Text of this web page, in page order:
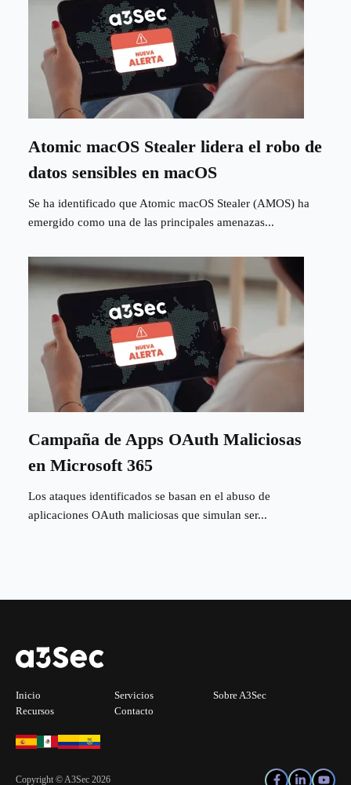
Atomic macOS Stealer lidera el robo de
datos sensibles en macOS
Se ha identificado que Atomic macOS Stealer (AMOS) ha
emergido como una de las principales amenazas...
Campaña de Apps OAuth Maliciosas
en Microsoft 365
Los ataques identificados se basan en el abuso de
aplicaciones OAuth maliciosas que simulan ser...
Inicio Servicios
Sobre A3Sec
Recursos
Contacto
Copyright © A3Sec 2026